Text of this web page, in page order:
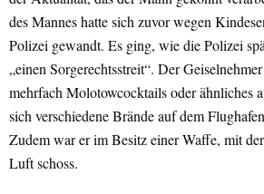
des Mannes hatte sich zuvor wegen
Polizei gewandt. Es ging, wie die Polizei
„einen Sorgerechtsstreit“. Der
mehrfach Molotowcocktails oder ähnliches
sich verschiedene Brände auf dem
Zudem war er im Besitz einer Waffe, mit
Luft schoss.